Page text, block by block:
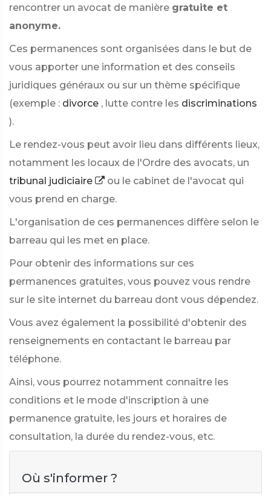
rencontrer un avocat de manière gratuite et
anonyme.
Ces permanences sont organisées dans le but de
vous apporter une information et des conseils
juridiques généraux ou sur un thème spécifique
(exemple : divorce , lutte contre les discriminations
).
Le rendez-vous peut avoir lieu dans différents lieux,
notamment les locaux de l'Ordre des avocats, un
tribunal judiciaire
ou le cabinet de l'avocat qui
vous prend en charge.
L'organisation de ces permanences diffère selon le
barreau qui les met en place.
Pour obtenir des informations sur ces
permanences gratuites, vous pouvez vous rendre
sur le site internet du barreau dont vous dépendez.
Vous avez également la possibilité d'obtenir des
renseignements en contactant le barreau par
téléphone.
Ainsi, vous pourrez notamment connaître les
conditions et le mode d'inscription à une
permanence gratuite, les jours et horaires de
consultation, la durée du rendez-vous, etc.
Où s'informer ?